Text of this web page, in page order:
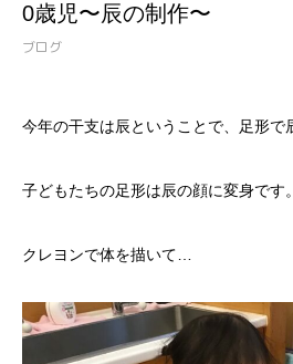
0歳児〜辰の制作〜
ブログ
今年の干支は辰ということで、足形で
子どもたちの足形は辰の顔に変身です。
クレヨンで体を描いて…